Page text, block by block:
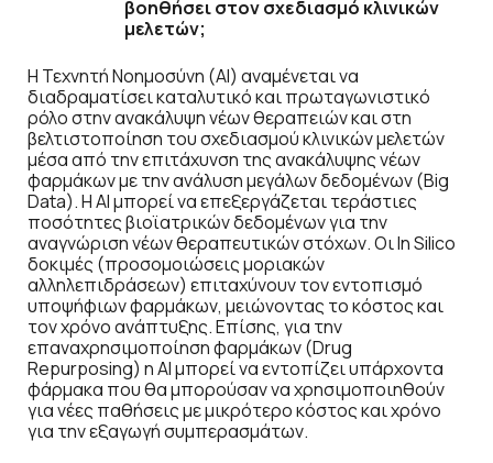
βοηθήσει στον σχεδιασμό κλινικών
μελετών;
Η Τεχνητή Νοημοσύνη (ΑΙ) αναμένεται να
διαδραματίσει καταλυτικό και πρωταγωνιστικό
ρόλο στην ανακάλυψη νέων θεραπειών και στη
βελτιστοποίηση του σχεδιασμού κλινικών μελετών
μέσα από την επιτάχυνση της ανακάλυψης νέων
φαρμάκων με την ανάλυση μεγάλων δεδομένων (Big
Data). Η AI μπορεί να επεξεργάζεται τεράστιες
ποσότητες βιοϊατρικών δεδομένων για την
αναγνώριση νέων θεραπευτικών στόχων. Οι In Silico
δοκιμές (προσομοιώσεις μοριακών
αλληλεπιδράσεων) επιταχύνουν τον εντοπισμό
υποψήφιων φαρμάκων, μειώνοντας το κόστος και
τον χρόνο ανάπτυξης. Επίσης, για την
επαναχρησιμοποίηση φαρμάκων (Drug
Repurposing) η AI μπορεί να εντοπίζει υπάρχοντα
φάρμακα που θα μπορούσαν να χρησιμοποιηθούν
για νέες παθήσεις με μικρότερο κόστος και χρόνο
για την εξαγωγή συμπερασμάτων.